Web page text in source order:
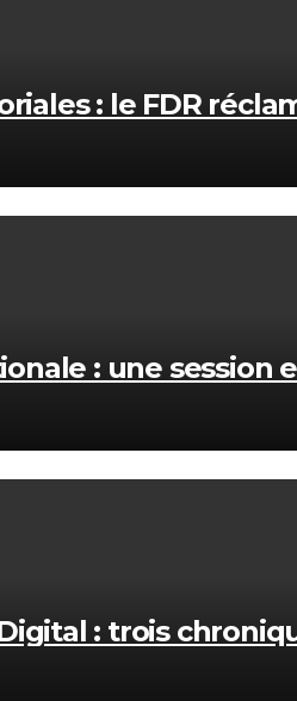
: le FDR
: une session
: trois